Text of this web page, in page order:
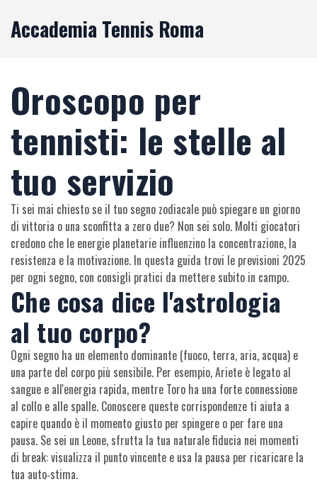
Accademia Tennis Roma
Oroscopo per
tennisti: le stelle al
tuo servizio
Ti sei mai chiesto se il tuo segno zodiacale può spiegare un giorno
di vittoria o una sconfitta a zero due? Non sei solo. Molti giocatori
credono che le energie planetarie influenzino la concentrazione, la
resistenza e la motivazione. In questa guida trovi le previsioni 2025
per ogni segno, con consigli pratici da mettere subito in campo.
Che cosa dice l'astrologia
al tuo corpo?
Ogni segno ha un elemento dominante (fuoco, terra, aria, acqua) e
una parte del corpo più sensibile. Per esempio, Ariete è legato al
sangue e all'energia rapida, mentre Toro ha una forte connessione
al collo e alle spalle. Conoscere queste corrispondenze ti aiuta a
capire quando è il momento giusto per spingere o per fare una
pausa. Se sei un Leone, sfrutta la tua naturale fiducia nei momenti
di break: visualizza il punto vincente e usa la pausa per ricaricare la
tua auto‑stima.